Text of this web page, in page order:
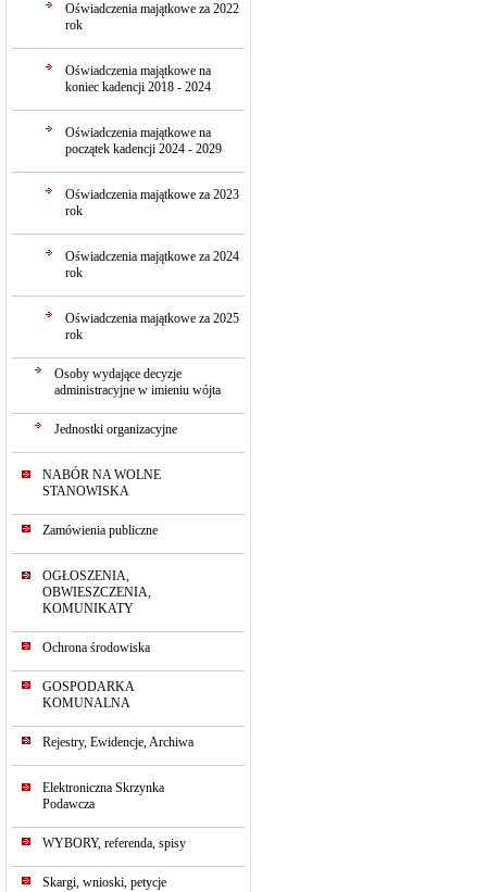
Oświadczenia majątkowe za 2022
rok
Oświadczenia majątkowe na
koniec kadencji 2018 - 2024
Oświadczenia majątkowe na
początek kadencji 2024 - 2029
Oświadczenia majątkowe za 2023
rok
Oświadczenia majątkowe za 2024
rok
Oświadczenia majątkowe za 2025
rok
Osoby wydające decyzje
administracyjne w imieniu wójta
Jednostki organizacyjne
NABÓR NA WOLNE
STANOWISKA
Zamówienia publiczne
OGŁOSZENIA,
OBWIESZCZENIA,
KOMUNIKATY
Ochrona środowiska
GOSPODARKA
KOMUNALNA
Rejestry, Ewidencje, Archiwa
Elektroniczna Skrzynka
Podawcza
WYBORY, referenda, spisy
Skargi, wnioski, petycje